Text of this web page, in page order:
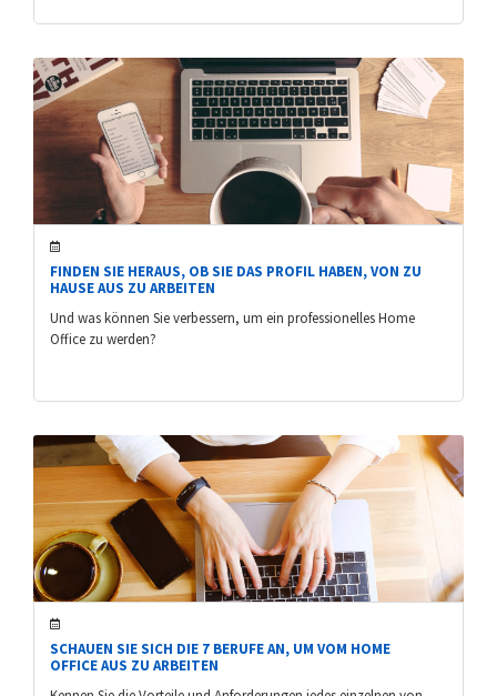
FINDEN SIE HERAUS, OB SIE DAS PROFIL HABEN, VON ZU
HAUSE AUS ZU ARBEITEN
Und was können Sie verbessern, um ein professionelles Home
Office zu werden?
SCHAUEN SIE SICH DIE 7 BERUFE AN, UM VOM HOME
OFFICE AUS ZU ARBEITEN